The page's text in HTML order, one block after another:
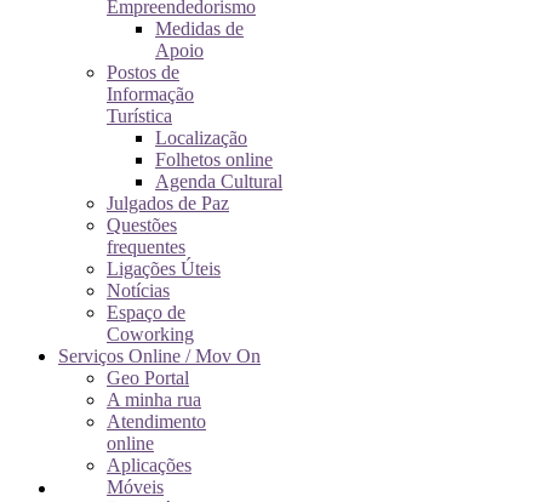
Empreendedorismo
Medidas de
Apoio
Postos de
Informação
Turística
Localização
Folhetos online
Agenda Cultural
Julgados de Paz
Questões
frequentes
Ligações Úteis
Notícias
Espaço de
Coworking
Serviços Online / Mov On
Geo Portal
A minha rua
Atendimento
online
Aplicações
Móveis